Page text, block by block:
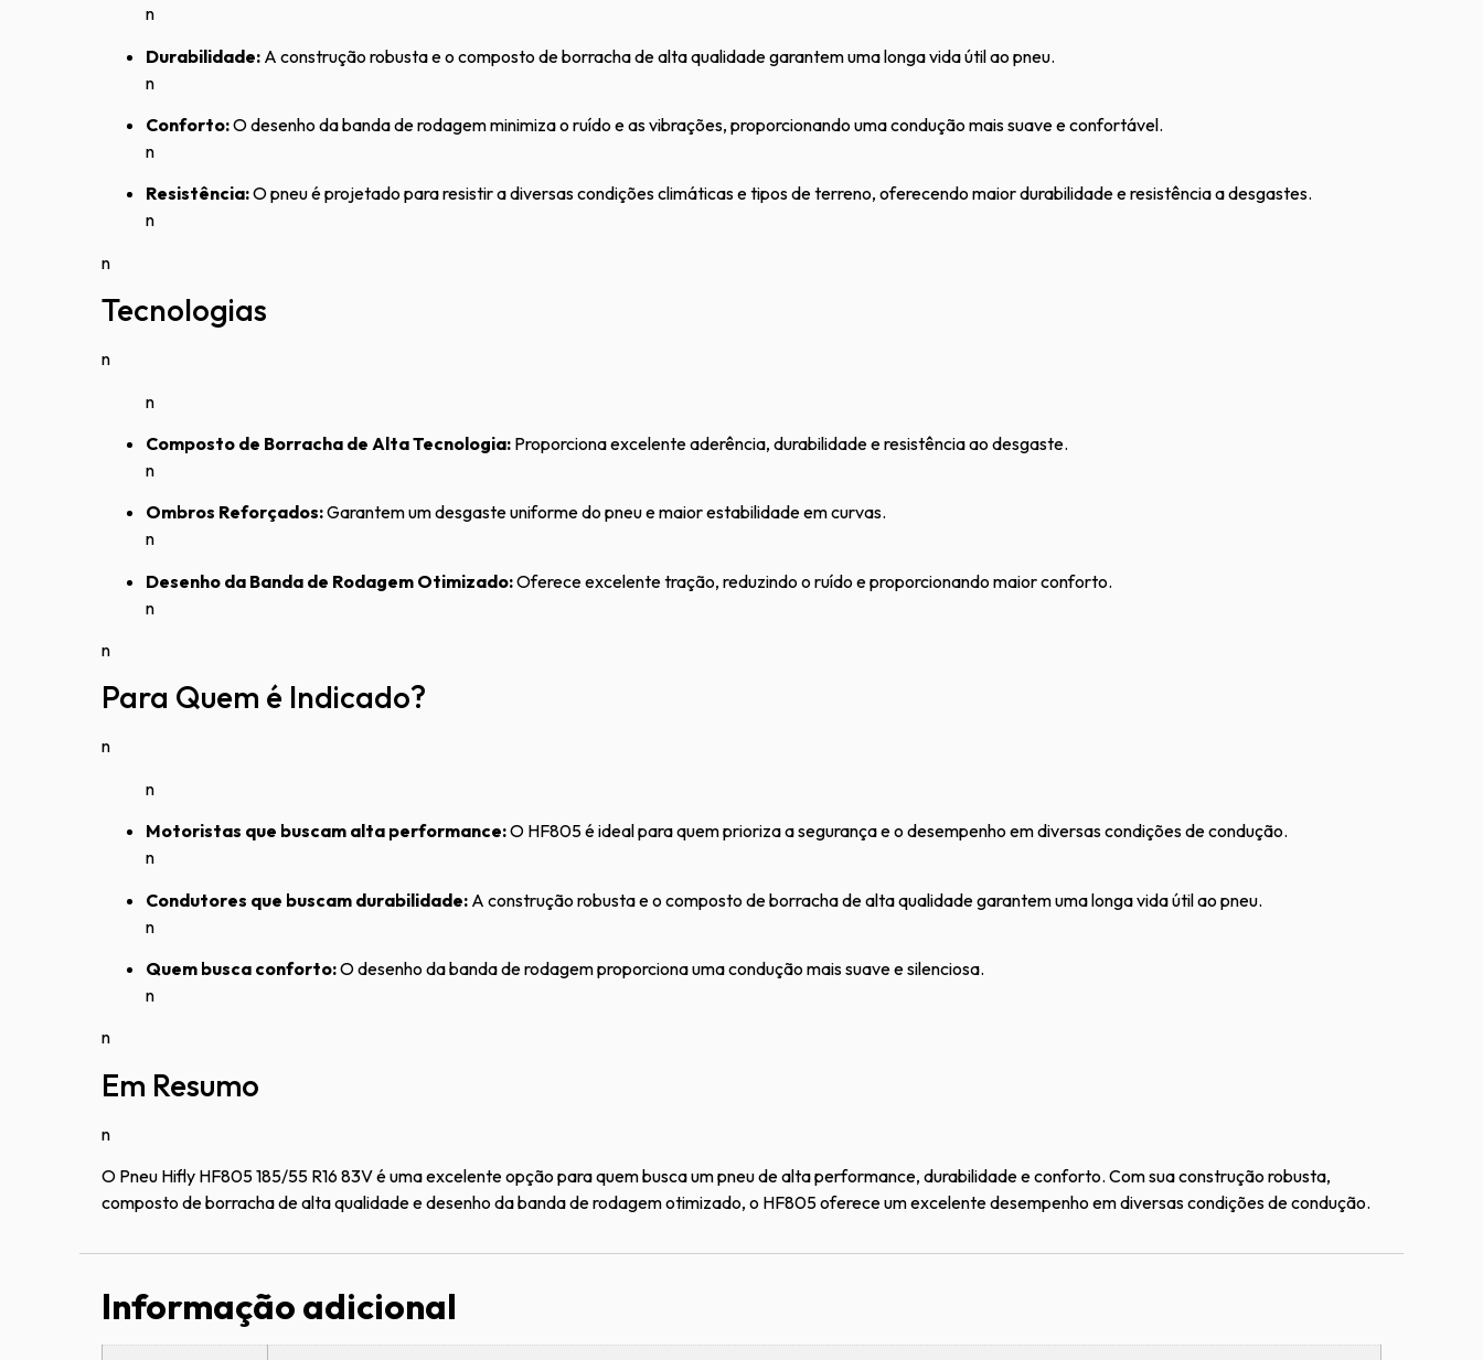
n
Durabilidade: A construção robusta e o composto de borracha de alta qualidade garantem uma longa vida útil ao pneu.
n
Conforto:O desenho da banda de rodagem minimiza o ruído e as vibrações, proporcionando uma condução mais suave e confortável.
n
Resistência:O pneu é projetado para resistir a diversas condições climáticas e tipos de terreno, oferecendo maior durabilidade e resistência a desgastes.
n
n
Tecnologias
n
n
Composto de Borracha de Alta Tecnologia: Proporciona excelente aderência, durabilidade e resistência ao desgaste.
n
Ombros Reforçados:Garantem um desgaste uniforme do pneu e maior estabilidade em curvas.
n
Desenho da Banda de Rodagem Otimizado:Oferece excelente tração, reduzindo o ruído e proporcionando maior conforto.
n
n
Para Quem é Indicado?
n
n
Motoristas que buscam alta performance:O HF805 é ideal para quem prioriza a segurança e o desempenho em diversas condições de condução.
n
Condutores que buscam durabilidade: A construção robusta e o composto de borracha de alta qualidade garantem uma longa vida útil ao pneu.
n
Quem busca conforto:O desenho da banda de rodagem proporciona uma condução mais suave e silenciosa.
n
n
Em Resumo
n
O Pneu Hifly HF805 185/55 R16 83V é uma excelente opção para quem busca um pneu de alta performance, durabilidade e conforto. Com sua construção robusta,
composto de borracha de alta qualidade e desenho da banda de rodagem otimizado, o HF805 oferece um excelente desempenho em diversas condições de condução.
Informação adicional